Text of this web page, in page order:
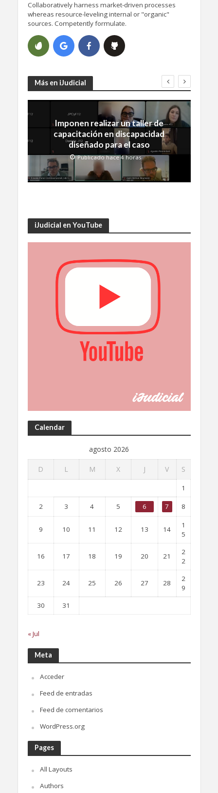
Collaboratively harness market-driven processes
whereas resource-leveling internal or "organic"
sources. Competently formulate.
Más en iJudicial
Imponen realizar un taller de
capacitación en discapacidad
diseñado para el caso
Publicado hace 4 horas
iJudicial en YouTube
Calendar
agosto 2026
D L M X J V S
1
2 3 4 5 6 7 8
9 10 11 12 13 14
1
5
16 17 18 19 20 21
2
2
23 24 25 26 27 28
2
9
30
31
« Jul
Meta
Acceder
Feed de entradas
Feed de comentarios
WordPress.org
Pages
All Layouts
Authors